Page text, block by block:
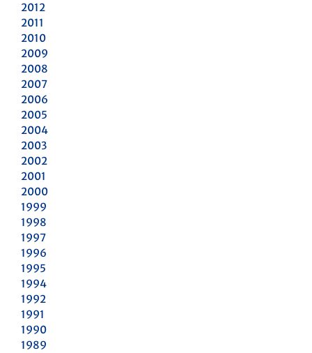
2012
2011
2010
2009
2008
2007
2006
2005
2004
2003
2002
2001
2000
1999
1998
1997
1996
1995
1994
1992
1991
1990
1989